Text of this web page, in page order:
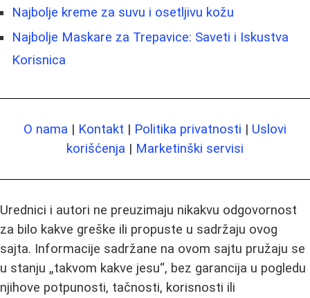
Najbolje kreme za suvu i osetljivu kožu
Najbolje Maskare za Trepavice: Saveti i Iskustva
Korisnica
O nama | Kontakt | Politika privatnosti | Uslovi
korišćenja | Marketinški servisi
Urednici i autori ne preuzimaju nikakvu odgovornost
za bilo kakve greške ili propuste u sadržaju ovog
sajta. Informacije sadržane na ovom sajtu pružaju se
u stanju „takvom kakve jesu“, bez garancija u pogledu
njihove potpunosti, tačnosti, korisnosti ili